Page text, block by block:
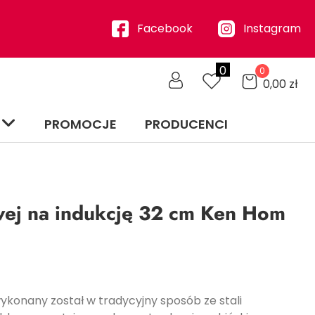
Facebook Instagram
0 0
0,00 zł
PROMOCJE PRODUCENCI
na indukcję 32 cm Ken Hom
został w tradycyjny sposób ze stali